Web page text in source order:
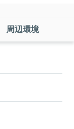
周辺環境